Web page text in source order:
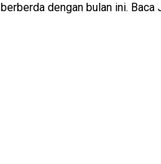
dengan bulan ini. Baca